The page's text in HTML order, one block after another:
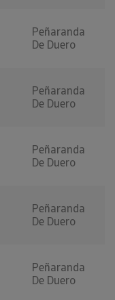
Peñaranda
De Duero
Peñaranda
De Duero
Peñaranda
De Duero
Peñaranda
De Duero
Peñaranda
De Duero